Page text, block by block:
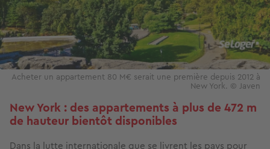
Acheter un appartement 80 M€ serait une première depuis 2012 à
New York. © Javen
New York : des appartements à plus de 472 m
de hauteur bientôt disponibles
Dans la lutte internationale que se livrent les pays pour